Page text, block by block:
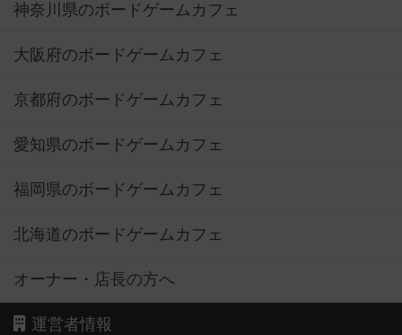
神奈川県のボードゲームカフェ
大阪府のボードゲームカフェ
京都府のボードゲームカフェ
愛知県のボードゲームカフェ
福岡県のボードゲームカフェ
北海道のボードゲームカフェ
オーナー・店長の方へ
運営者情報